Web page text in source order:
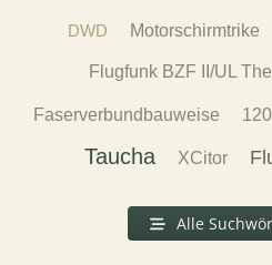
DWD Motorschirmtrike
Flugfunk BZF II/UL
Faserverbundbauweise
Taucha
XCitor
Alle